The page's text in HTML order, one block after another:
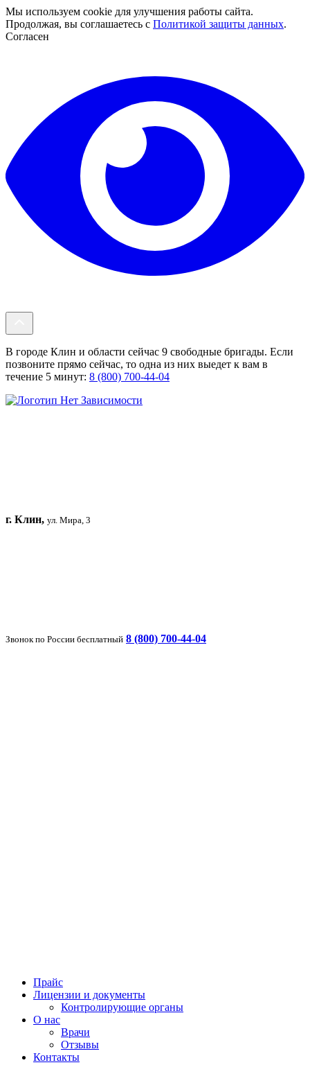
Мы используем cookie для улучшения работы сайта.
Продолжая, вы соглашаетесь с Политикой защиты данных.
Согласен
В городе Клин и области сейчас 9 свободные бригады. Если
позвоните прямо сейчас, то одна из них выедет к вам в
течение 5 минут: 8 (800) 700-44-04
г. Клин, ул. Мира, 3
Звонок по России бесплатный 8 (800) 700-44-04
Прайс
Лицензии и документы
Контролирующие органы
О нас
Врачи
Отзывы
Контакты